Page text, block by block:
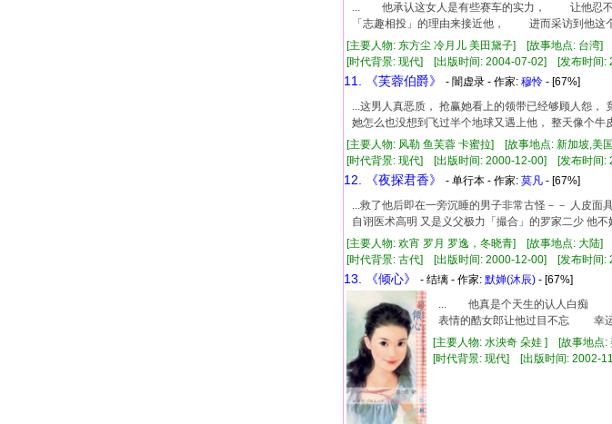
... 他承认这女人是有些赛车的实力， 让他忍
「志趣相投」的理由来接近他， 进而采访到他这
[主要人物: 东方尘 冷月儿 美田黛子] [故事地点: 台湾]
[时代背景: 现代] [出版时间: 2004-07-02] [发布时
11. 《芙蓉伯爵》 - 闇虚录 - 作家: 穆怜 - [67%]
...这男人真恶质， 抢赢她看上的领带已经够顾人怨
她怎么也没想到飞过半个地球又遇上他， 整天像个牛
[主要人物: 风勒 鱼芙蓉 卡蜜拉] [故事地点: 新加坡,美
[时代背景: 现代] [出版时间: 2000-12-00] [发布时
12. 《夜探君香》 - 单行本 - 作家: 莫凡 - [67%]
...救了他后即在一旁沉睡的男子非常古怪－－ 人皮面
自诩医术高明 又是义父极力「撮合」的罗家二少 他
[主要人物: 欢宵 罗月 罗逸，冬晓青] [故事地点: 大陆]
[时代背景: 古代] [出版时间: 2000-12-00] [发布时
13. 《倾心》 - 结缡 - 作家: 默婵(沐辰) - [67%]
... 他真是个天生的认人白痴
表情的酷女郎让他过目不忘 幸
[主要人物: 水泱奇 朵娃 ] [故事地点
[时代背景: 现代] [出版时间: